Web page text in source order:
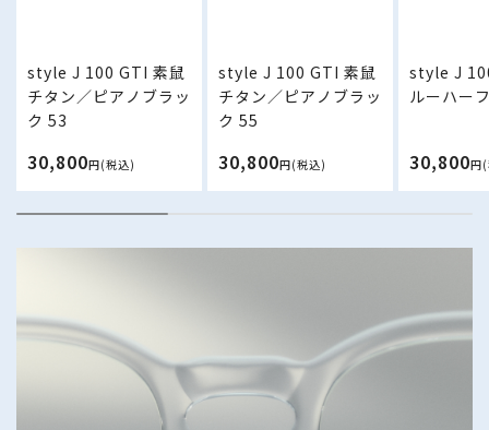
style J 100 GTI 素鼠
チタン／ピアノブラッ
ク 53
30,800円(税込)
style J 100 GTI 素鼠
チタン／ピアノブラッ
ク 55
30,800円(税込)
style J
ルーハー
30,800円